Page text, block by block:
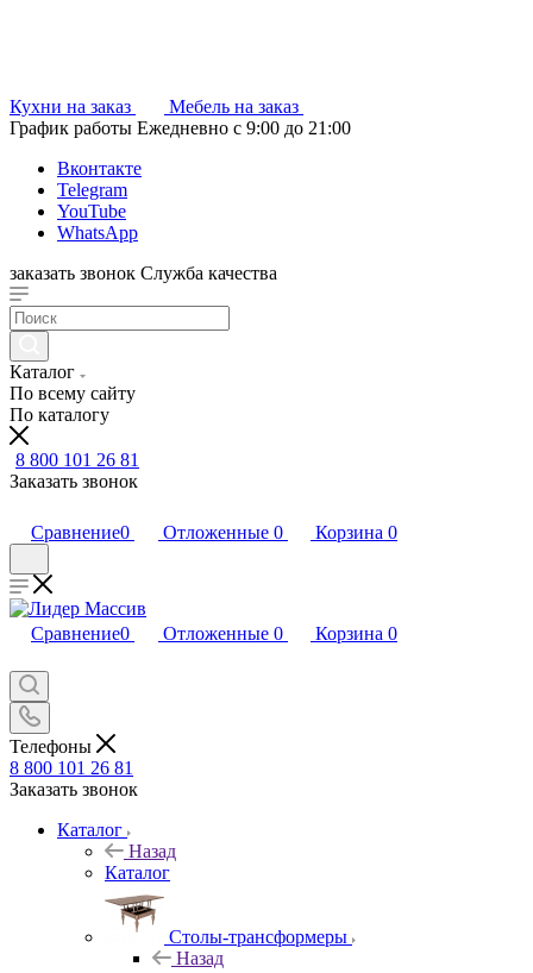
Кухни на заказ
Мебель на заказ
График работы Ежедневно с 9:00 до 21:00
Вконтакте
Telegram
YouTube
WhatsApp
заказать звонок Служба качества
Каталог
По всему сайту
По каталогу
8 800 101 26 81
Заказать звонок
Сравнение0 Отложенные 0 Корзина 0
Сравнение0 Отложенные 0 Корзина 0
Телефоны
8 800 101 26 81
Заказать звонок
Каталог
Назад
Каталог
Столы-трансформеры
Назад